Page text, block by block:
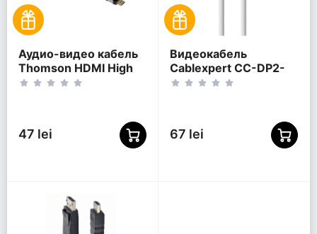
Аудио-видео кабель
Thomson HDMI High
Speed, HDMI (M) -
47 lei
Видеокабель
Cablexpert CC-DP2-
6-W, DisplayPort (M) -
67 lei